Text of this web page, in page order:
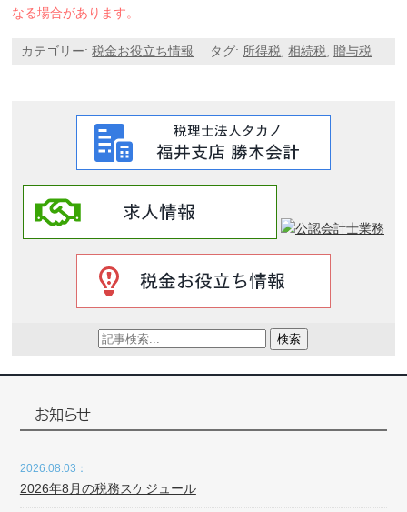
なる場合があります。
カテゴリー:税金お役立ち情報 タグ: 所得税 ,相続税 贈与税
検索
お知らせ
2026.08.03：
2026年8月の税務スケジュール